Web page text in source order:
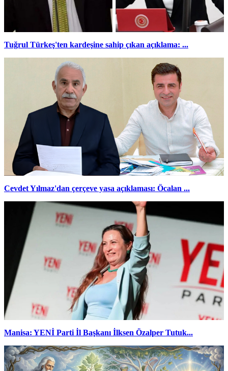
Tuğrul Türkeş'ten kardeşine sahip çıkan açıklama: ...
Cevdet Yılmaz'dan çerçeve yasa açıklaması: Öcalan ...
Manisa: YENİ Parti İl Başkanı İlksen Özalper Tutuk...